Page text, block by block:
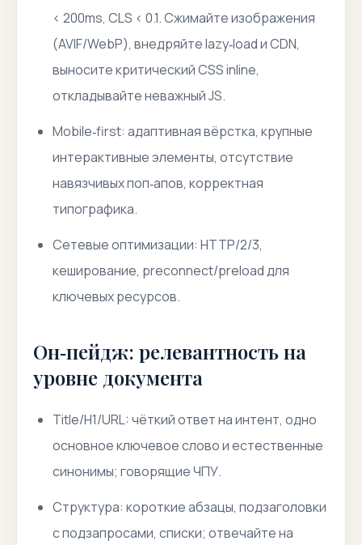
< 200ms, CLS < 0.1. Сжимайте изображения
(AVIF/WebP), внедряйте lazy‑load и CDN,
выносите критический CSS inline,
откладывайте неважный JS.
Mobile‑first: адаптивная вёрстка, крупные
интерактивные элементы, отсутствие
навязчивых поп‑апов, корректная
типографика.
Сетевые оптимизации: HTTP/2/3,
кеширование, preconnect/preload для
ключевых ресурсов.
Он‑пейдж: релевантность на
уровне документа
Title/H1/URL: чёткий ответ на интент, одно
основное ключевое слово и естественные
синонимы; говорящие ЧПУ.
Структура: короткие абзацы, подзаголовки
с подзапросами, списки; отвечайте на